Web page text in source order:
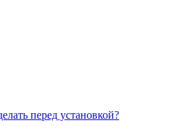
перед установкой?